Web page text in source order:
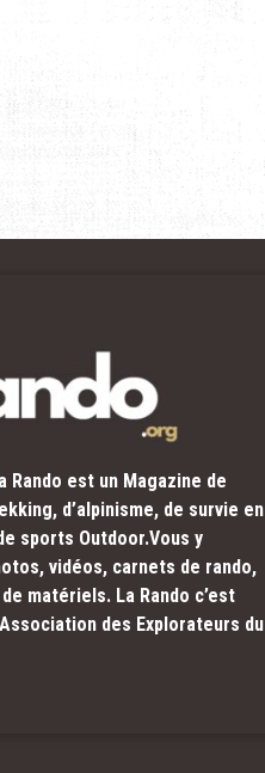
Rando est un Magazine de
d’alpinisme, de survie en
sports Outdoor.Vous y
vidéos, carnets de rando,
matériels. La Rando c’est
des Explorateurs du